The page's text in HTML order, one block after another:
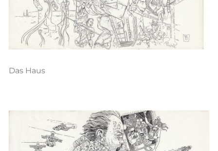
Das Haus